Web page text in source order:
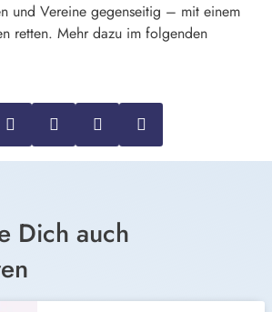
und Vereine gegenseitig – mit einem
retten. Mehr dazu im folgenden
Dich auch